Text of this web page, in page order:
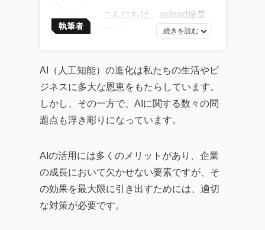
執筆者
こんにちは。aslead編集
トレンドから、AI・DXツ
ールの効果的な活用法、
企業のITガバナンスの強
化、業務効率化やDX化を
供しています。
企業が直面する課題の解
決策として効率的なツー
ルの活用方法を探求し、
AI（人工知能）の進化は私たちの生活やビ
ジネスに多大な恩恵をもたらしています。
しかし、その一方で、AIに関する数々の問
題点も浮き彫りになっています。
AIの活用には多くのメリットがあり、企業
の成長において欠かせない要素ですが、そ
の効果を最大限に引き出すためには、適切
な対策が必要です。